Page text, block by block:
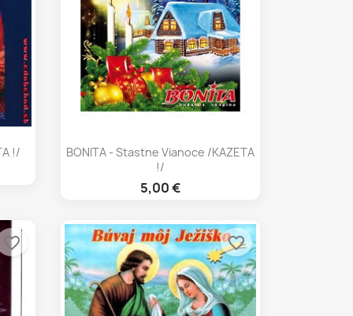
!/ Rýchly náhľad
BONITA - Stastne Vianoce /KAZETA
!/
5,00 €
favorite_border favorite_border